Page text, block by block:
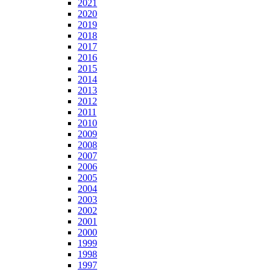
2021
2020
2019
2018
2017
2016
2015
2014
2013
2012
2011
2010
2009
2008
2007
2006
2005
2004
2003
2002
2001
2000
1999
1998
1997